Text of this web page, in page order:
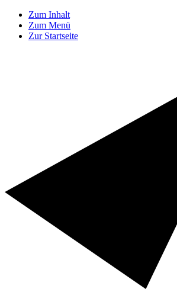
Zum Inhalt
Zum Menü
Zur Startseite